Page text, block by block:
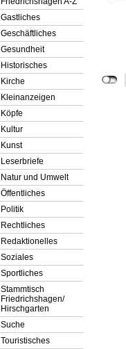
Gastliches
Geschäftliches
Gesundheit
Historisches
Kirche
Kleinanzeigen
Köpfe
Kultur
Kunst
Leserbriefe
Natur und Umwelt
Öffentliches
Politik
Rechtliches
Redaktionelles
Soziales
Sportliches
Stammtisch
Friedrichshagen/
Hirschgarten
Suche
Touristisches